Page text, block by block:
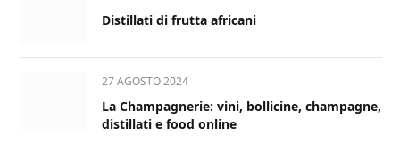
Distillati di frutta africani
27 AGOSTO 2024
La Champagnerie: vini, bollicine, champagne,
distillati e food online